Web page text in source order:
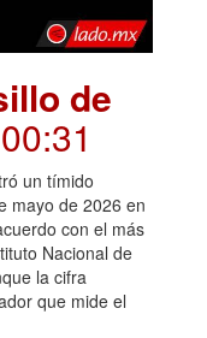
de
un tímido
mayo de 2026 en
con el más
Nacional de
la cifra
que mide el